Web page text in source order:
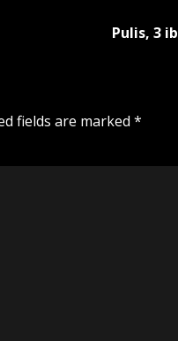
Pulis, 3
fields are marked *